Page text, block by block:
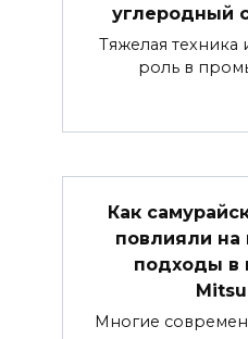
углеродный
Тяжелая техника
роль в
Как
повлияли
подходы в
Многие